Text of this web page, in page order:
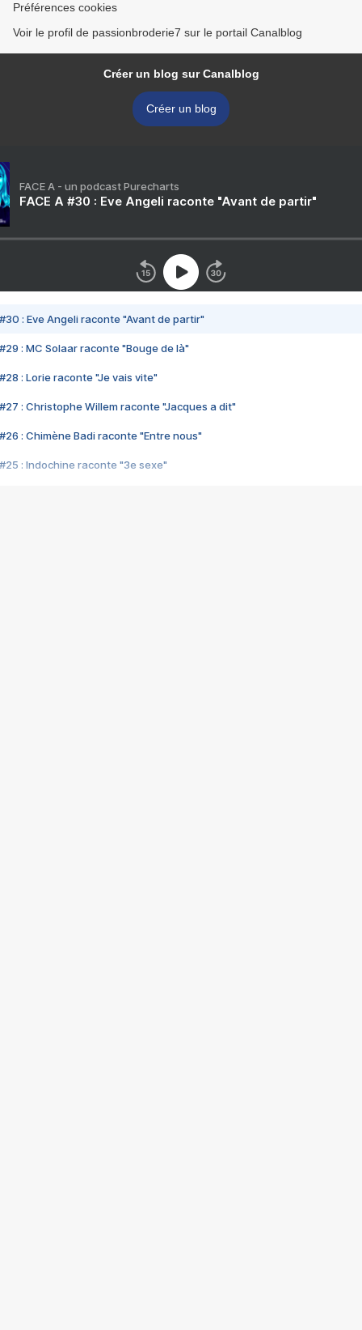
Préférences cookies
Voir le profil de passionbroderie7 sur le portail Canalblog
Créer un blog sur Canalblog
Créer un blog
FACE A - un podcast Purecharts
FACE A #30 : Eve Angeli raconte "Avant de partir"
#30 : Eve Angeli raconte "Avant de partir"
#29 : MC Solaar raconte "Bouge de là"
#28 : Lorie raconte "Je vais vite"
#27 : Christophe Willem raconte "Jacques a dit"
#26 : Chimène Badi raconte "Entre nous"
#25 : Indochine raconte "3e sexe"